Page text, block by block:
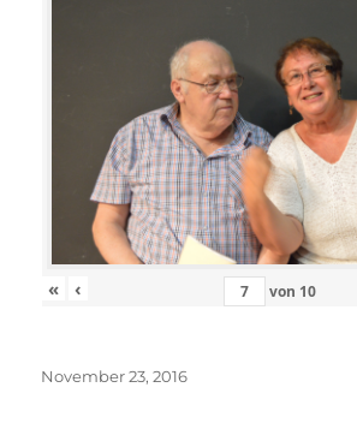
« ‹ von 10
Veröffentlicht
November 23, 2016